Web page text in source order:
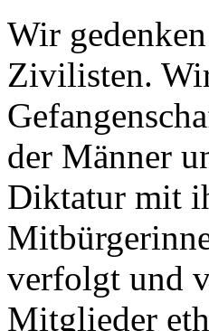
Wir
Zivilisten.
der Männer
Diktatur mit
verfolgt und
Mitglieder